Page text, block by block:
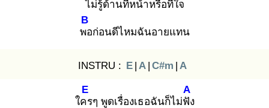
ไม่รู้ด้านที่หน้าหรือที่ใจ
พอ
B
ก่อนดีไหมฉันอายแทน
INSTRU : E | A | C#m | A
ใคร
E
ๆ พูดเรื่องเธอฉันก็ไม่ฟัง
A